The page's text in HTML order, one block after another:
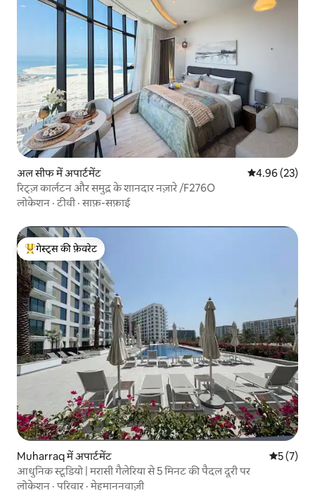
अल सीफ में अपार्टमेंट औसत रेटिंग 5 में
4.96 (23)
रिट्ज़ कार्लटन और समुद्र के शानदार नज़ारे /F276O
लोकेशन ·टीवी ·साफ़-सफ़ाई
गेस्ट्स का टॉप फ़ेवरेट
गेस्ट्स की फ़ेवरेट
Muharraq में अपार्टमेंट औसत रेटिंग
5 (7)
आधुनिक स्टूडियो | मरासी गैलेरिया से 5 मिनट की पैदल दूरी पर
लोकेशन ·परिवार ·मेहमाननवाज़ी